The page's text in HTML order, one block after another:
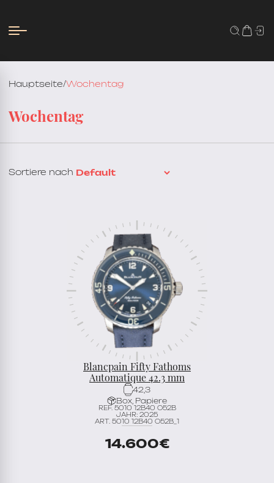
Hauptseite/Wochentag
Wochentag
Sortiere nach
Blancpain Fifty Fathoms
Automatique 42.3 mm
42,3
Box, Papiere
REF. 5010 12B40 O52B
JAHR: 2025
ART. 5010 12B40 O52B_1
14.600€